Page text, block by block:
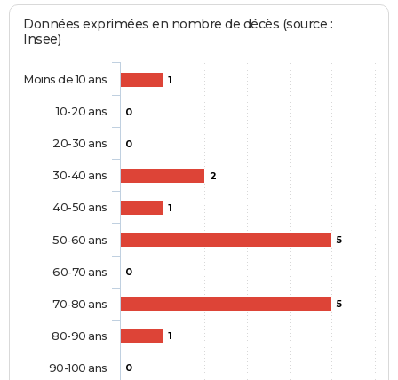
Données exprimées en nombre de décès (source :
Insee)
1
0
0
2
1
5
0
5
1
0
Moins de 10 ans
10-20 ans
20-30 ans
30-40 ans
40-50 ans
50-60 ans
60-70 ans
70-80 ans
80-90 ans
90-100 ans